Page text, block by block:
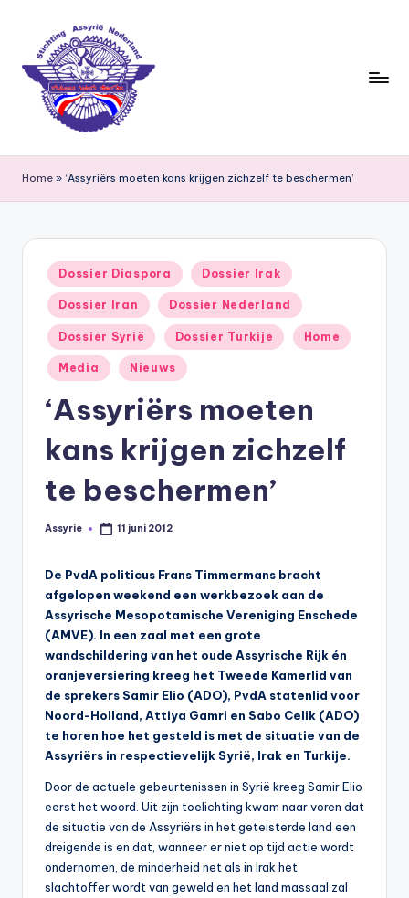
ti
c
h
Home » ‘Assyriërs moeten kans krijgen zichzelf te beschermen’
Geplaatst
in
Dossier Diaspora Dossier Irak
Dossier Iran Dossier Nederland
Dossier Syrië Dossier Turkije Home
Media Nieuws
‘Assyriërs moeten
kans krijgen zichzelf
te beschermen’
Geplaatst
Assyrie 11 juni 2012
De PvdA politicus Frans Timmermans bracht
afgelopen weekend een werkbezoek aan de
Assyrische Mesopotamische Vereniging Enschede
(AMVE). In een zaal met een grote
wandschildering van het oude Assyrische Rijk én
oranjeversiering kreeg het Tweede Kamerlid van
de sprekers Samir Elio (ADO), PvdA statenlid voor
Noord-Holland, Attiya Gamri en Sabo Celik (ADO)
te horen hoe het gesteld is met de situatie van de
Assyriërs in respectievelijk Syrië, Irak en Turkije.
Door de actuele gebeurtenissen in Syrië kreeg Samir Elio
eerst het woord. Uit zijn toelichting kwam naar voren dat
de situatie van de Assyriërs in het geteisterde land een
dreigende is en dat, wanneer er niet op tijd actie wordt
ondernomen, de minderheid net als in Irak het
slachtoffer wordt van geweld en het land massaal zal